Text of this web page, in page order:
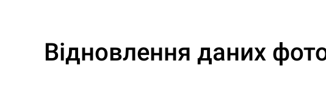
Відновлення даних